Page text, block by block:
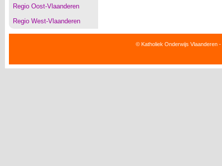
Regio Oost-Vlaanderen
Regio West-Vlaanderen
© Katholiek Onderwijs Vlaanderen